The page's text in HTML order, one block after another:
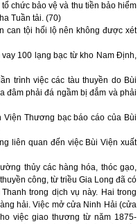
chức bảo vệ và thu tiền bảo hiểm
Tuần tải. (70)
can tội hối lộ nên không được xét
100 lạng bạc từ kho Nam Định,
trình việc các tàu thuyền do Bùi
đâm phải đá ngầm bị đắm và phải
Viện Thương bạc báo cáo của Bùi
liên quan đến việc Bùi Viện xuất
thủy các hàng hóa, thóc gạo,
công, từ triều Gia Long đã có
trong dịch vụ này. Hai trong
hải. Việc mở cửa Ninh Hải (cửa
việc giao thương từ năm 1875-